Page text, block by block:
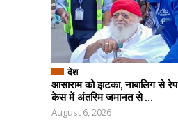
देश
आसाराम को झटका, नाबालिग से रेप
केस में अंतरिम जमानत से ...
August 6, 2026